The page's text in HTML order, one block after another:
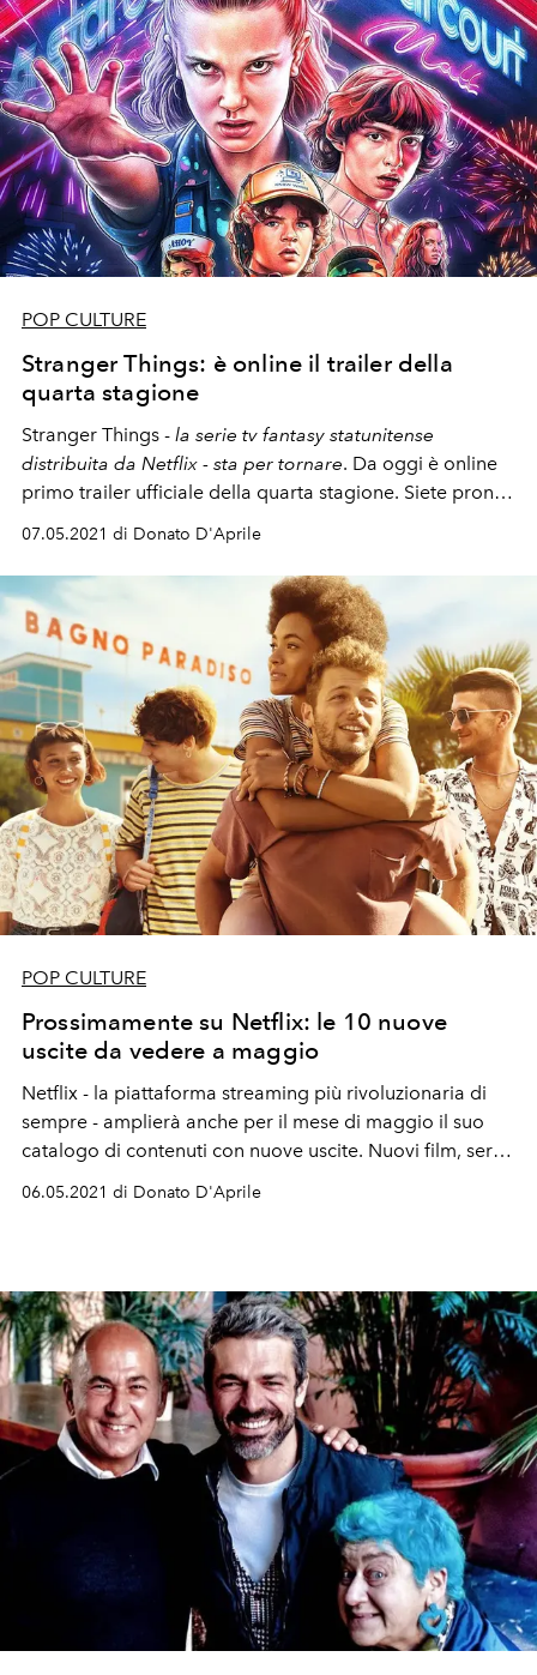
POP CULTURE
Stranger Things: è online il trailer della
quarta stagione
Stranger Things - la serie tv fantasy statunitense
distribuita da Netflix - sta per tornare. Da oggi è online
primo trailer ufficiale della quarta stagione. Siete pronti
una tra le serie tv più apprezzate di sempre? Il primo
teaser è già virale!
07.05.2021 di Donato D'Aprile
POP CULTURE
Prossimamente su Netflix: le 10 nuove
uscite da vedere a maggio
Netflix - la piattaforma streaming più rivoluzionaria di
sempre - amplierà anche per il mese di maggio il suo
catalogo di contenuti con nuove uscite. Nuovi film, serie
Summertime
06.05.2021 di Donato D'Aprile